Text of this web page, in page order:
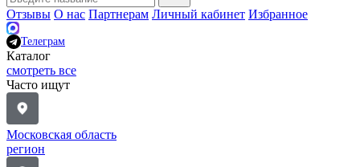
Отзывы О нас Партнерам Личный кабинет Избранное
Телеграм
Каталог
смотреть все
Часто ищут
Московская область
регион